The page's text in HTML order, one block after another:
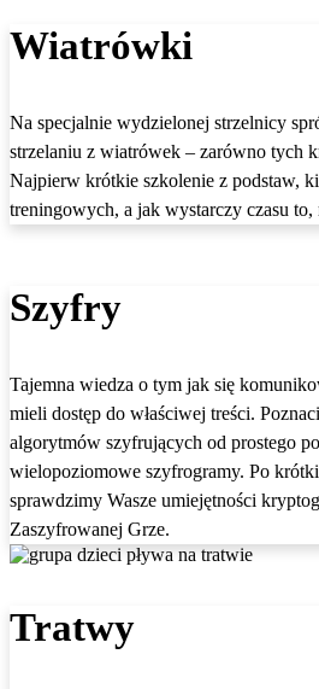
Wiatrówki
Na specjalnie wydzielonej strzelnicy
strzelaniu z wiatrówek – zarówno tych
Najpierw krótkie szkolenie z podstaw,
treningowych, a jak wystarczy czasu to,
Szyfry
Tajemna wiedza o tym jak się
mieli dostęp do właściwej treści.
algorytmów szyfrujących od prostego
wielopoziomowe szyfrogramy. Po
sprawdzimy Wasze umiejętności
Zaszyfrowanej Grze.
Tratwy